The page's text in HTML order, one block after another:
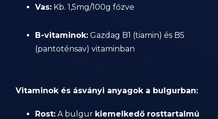
Vas: Kb. 1,5mg/100g főzve
B-vitaminok: Gazdag B1 (tiamin) és B5
(pantoténsav) vitaminban
Vitaminok és ásványi anyagok a bulgurban:
Rost: A bulgur kiemelkedő rosttartalmú